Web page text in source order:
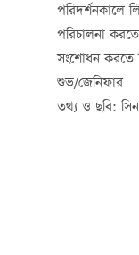
পরিদর্শনকালে
পরিচালনা
সংশোধন করতে
শুভ/জেনিফার
তথ্য ও ছবি: